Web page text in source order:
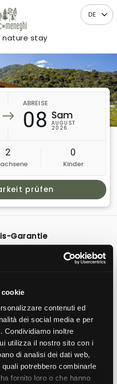
contenuti ed
dei social media e per
Condividiamo inoltre
utilizza il nostro sito con i
di analisi dei dati web,
potrebbero combinarle
fornito loro o che hanno
nature stay
DE
ABREISE
08 Sam
AUGUST
2026
2 0
Kinder
prüfen
Garantie
Website buchst,
Tarifen und
Puro
Zimmer oder im Garten.
für wenige
es nur sechs Zimmer und
Aufenthalt ist ein intimes,
Erlebnis, eingebettet in
des Ledrotals.
sich um dich kümmert